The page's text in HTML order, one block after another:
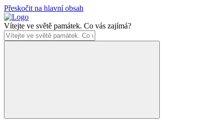
Přeskočit na hlavní obsah
Vítejte ve světě památek. Co vás zajímá?